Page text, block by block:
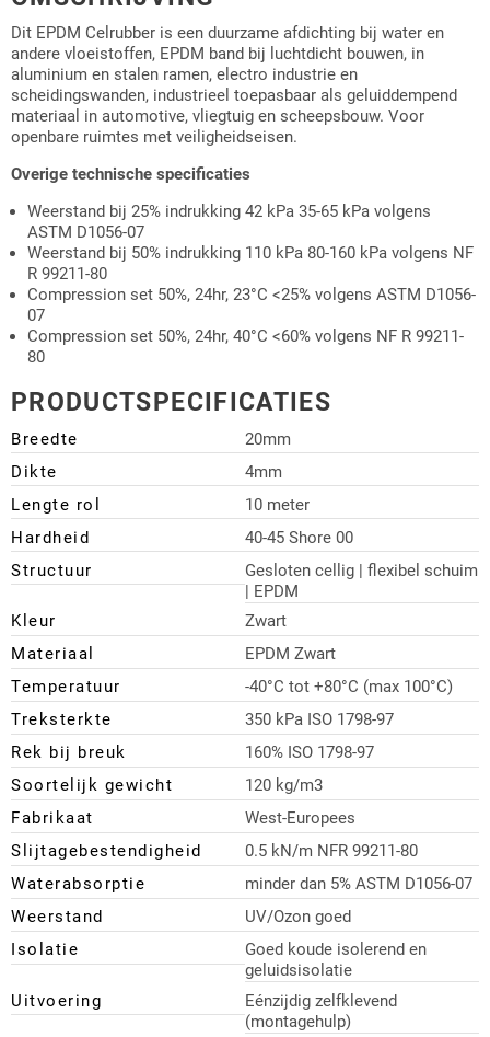
Dit EPDM Celrubber is een duurzame afdichting bij water en
andere vloeistoffen, EPDM band bij luchtdicht bouwen, in
aluminium en stalen ramen, electro industrie en
scheidingswanden, industrieel toepasbaar als geluiddempend
materiaal in automotive, vliegtuig en scheepsbouw. Voor
openbare ruimtes met veiligheidseisen.
Overige technische specificaties
Weerstand bij 25% indrukking 42 kPa 35-65 kPa volgens
ASTM D1056-07
Weerstand bij 50% indrukking 110 kPa 80-160 kPa volgens NF
R 99211-80
Compression set 50%, 24hr, 23°C <25% volgens ASTM D1056-
07
Compression set 50%, 24hr, 40°C <60% volgens NF R 99211-
80
PRODUCTSPECIFICATIES
Breedte
20mm
Dikte
4mm
Lengte rol
10 meter
Hardheid
40-45 Shore 00
Structuur
Gesloten cellig | flexibel schuim
| EPDM
Kleur
Zwart
Materiaal
EPDM Zwart
Temperatuur
-40°C tot +80°C (max 100°C)
Treksterkte
350 kPa ISO 1798-97
Rek bij breuk
160% ISO 1798-97
Soortelijk gewicht
120 kg/m3
Fabrikaat
West-Europees
Slijtagebestendigheid
0.5 kN/m NFR 99211-80
Waterabsorptie
minder dan 5% ASTM D1056-07
Weerstand
UV/Ozon goed
Isolatie
Goed koude isolerend en
geluidsisolatie
Uitvoering
Eénzijdig zelfklevend
(montagehulp)